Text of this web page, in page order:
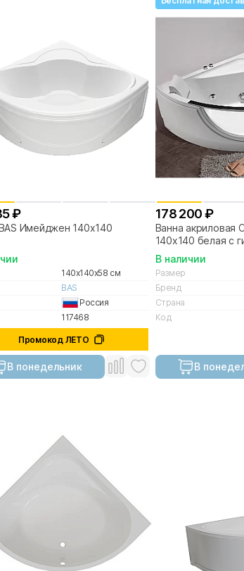
₽
Имейджен 140x140
140x140x58 см
BAS
Россия
117468
Промокод ЛЕТО
В понедельник
178 200 ₽
Ванна акриловая
140х140 белая с
В наличии
Размер
Бренд
Страна
Код
В